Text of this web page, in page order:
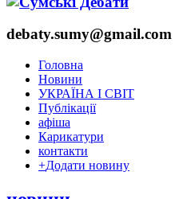
debaty.sumy@gmail.com
Головна
Новини
УКРАЇНА І СВІТ
Публікації
афіша
Карикатури
контакти
+Додати новину